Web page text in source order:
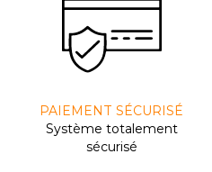
PAIEMENT SÉCURISÉ
Système totalement
sécurisé